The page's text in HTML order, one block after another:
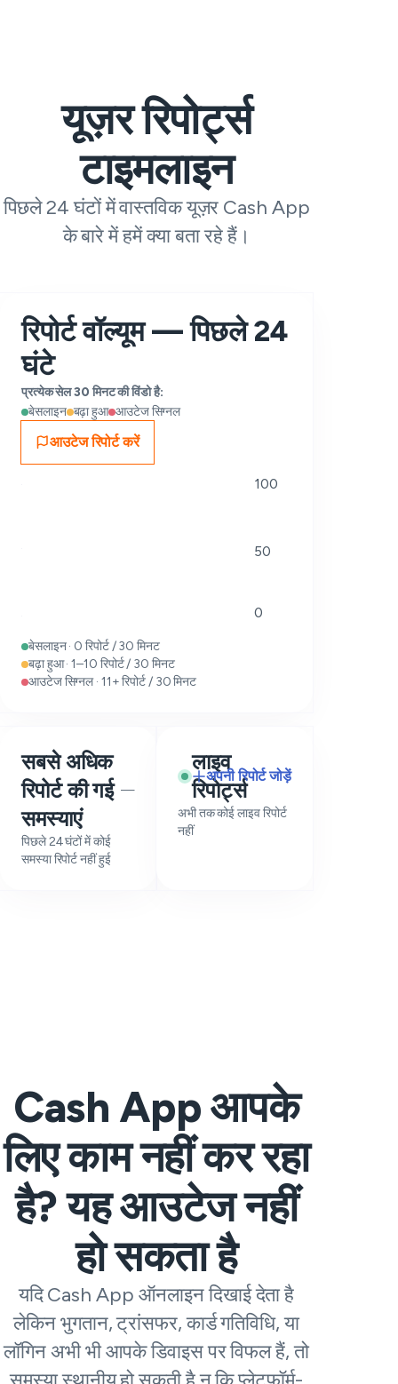
यूज़र रिपोर्ट्स
टाइमलाइन
पिछले 24 घंटों में वास्तविक यूज़र Cash App
के बारे में हमें क्या बता रहे हैं।
रिपोर्ट वॉल्यूम — पिछले 24
घंटे
प्रत्येक सेल 30 मिनट की विंडो है:
बेसलाइन बढ़ा हुआ आउटेज सिग्नल
आउटेज रिपोर्ट करें
100
50
0
बेसलाइन · 0 रिपोर्ट / 30 मिनट
बढ़ा हुआ · 1–10 रिपोर्ट / 30 मिनट
आउटेज सिग्नल · 11+ रिपोर्ट / 30 मिनट
सबसे अधिक
रिपोर्ट की गई
समस्याएं
—
पिछले 24 घंटों में कोई
समस्या रिपोर्ट नहीं हुई
लाइव
रिपोर्ट्स
अपनी रिपोर्ट जोड़ें
अभी तक कोई लाइव रिपोर्ट
नहीं
Cash App आपके
लिए काम नहीं कर रहा
है? यह आउटेज नहीं
हो सकता है
यदि Cash App ऑनलाइन दिखाई देता है
लेकिन भुगतान, ट्रांसफर, कार्ड गतिविधि, या
लॉगिन अभी भी आपके डिवाइस पर विफल हैं, तो